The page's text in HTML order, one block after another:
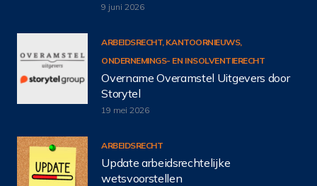
9 juni 2026
ARBEIDSRECHT, KANTOORNIEUWS,
ONDERNEMINGS- EN INSOLVENTIERECHT
Overname Overamstel Uitgevers door
Storytel
19 mei 2026
ARBEIDSRECHT
Update arbeidsrechtelijke
wetsvoorstellen